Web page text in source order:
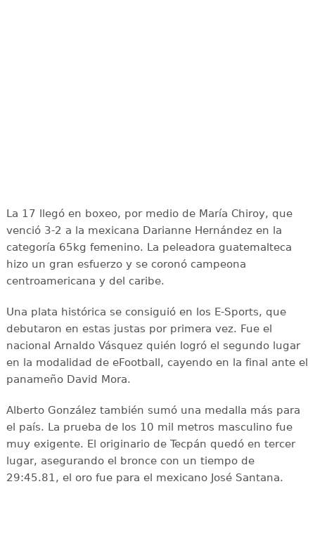
La 17 llegó en boxeo, por medio de María Chiroy, que
venció 3-2 a la mexicana Darianne Hernández en la
categoría 65kg femenino. La peleadora guatemalteca
hizo un gran esfuerzo y se coronó campeona
centroamericana y del caribe.
Una plata histórica se consiguió en los E-Sports, que
debutaron en estas justas por primera vez. Fue el
nacional Arnaldo Vásquez quién logró el segundo lugar
en la modalidad de eFootball, cayendo en la final ante el
panameño David Mora.
Alberto González también sumó una medalla más para
el país. La prueba de los 10 mil metros masculino fue
muy exigente. El originario de Tecpán quedó en tercer
lugar, asegurando el bronce con un tiempo de
29:45.81, el oro fue para el mexicano José Santana.